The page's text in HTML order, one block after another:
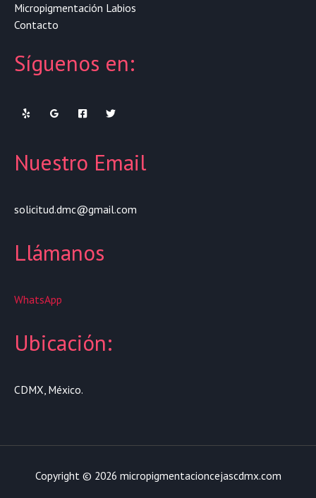
Micropigmentación Labios
Contacto
Síguenos en:
Nuestro Email
solicitud.dmc@gmail.com
Llámanos
WhatsApp
Ubicación:
CDMX, México.
Copyright © 2026 micropigmentacioncejascdmx.com